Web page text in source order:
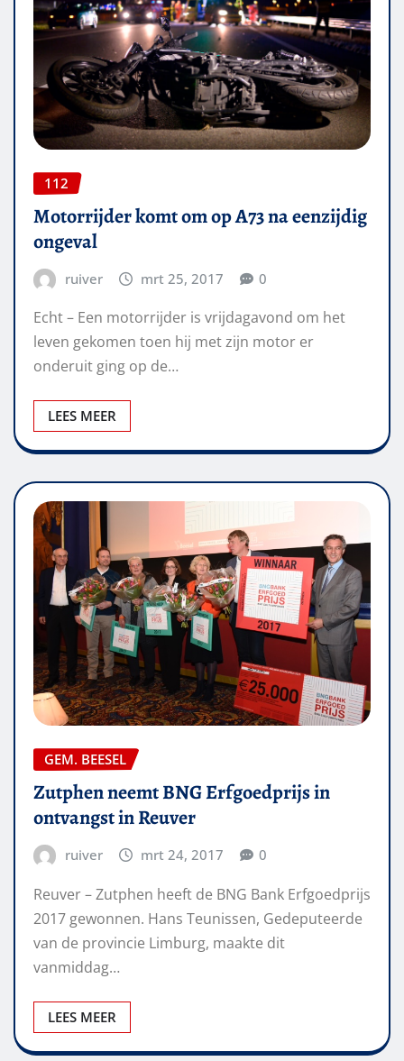
112
Motorrijder komt om op A73 na eenzijdig
ongeval
ruiver mrt 25, 2017 0
Echt – Een motorrijder is vrijdagavond om het
leven gekomen toen hij met zijn motor er
onderuit ging op de…
LEES MEER
GEM. BEESEL
Zutphen neemt BNG Erfgoedprijs in
ontvangst in Reuver
ruiver mrt 24, 2017 0
Reuver – Zutphen heeft de BNG Bank Erfgoedprijs
2017 gewonnen. Hans Teunissen, Gedeputeerde
van de provincie Limburg, maakte dit
vanmiddag…
LEES MEER